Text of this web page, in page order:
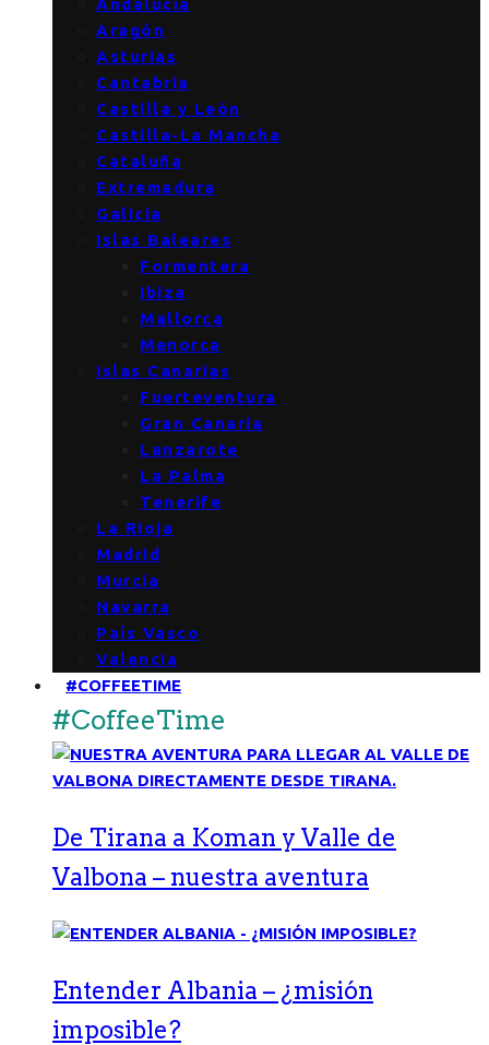
Andalucía
Aragón
Asturias
Cantabria
Castilla y León
Castilla-La Mancha
Cataluña
Extremadura
Galicia
Islas Baleares
Formentera
Ibiza
Mallorca
Menorca
Islas Canarias
Fuerteventura
Gran Canaria
Lanzarote
La Palma
Tenerife
La Rioja
Madrid
Murcia
Navarra
País Vasco
Valencia
#COFFEETIME
#CoffeeTime
De Tirana a Koman y Valle de
Valbona – nuestra aventura
Entender Albania – ¿misión
imposible?